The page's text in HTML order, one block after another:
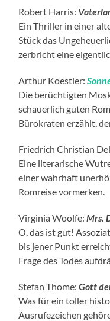
Robert Harris:
Ein Thriller in einer
Stück das
zerbricht eine
Arthur Koestler:
Die berüchtigten
schauerlich guten
Bürokraten erzählt,
Friedrich Christian
Eine literarische
einer wahrhaft
Romreise vormerken.
Virginia Woolfe:Mrs.
O, das ist gut!
bis jener Punkt
Frage des Todes
Stefan Thome:Gott
Was für ein toller
Ausrufezeichen